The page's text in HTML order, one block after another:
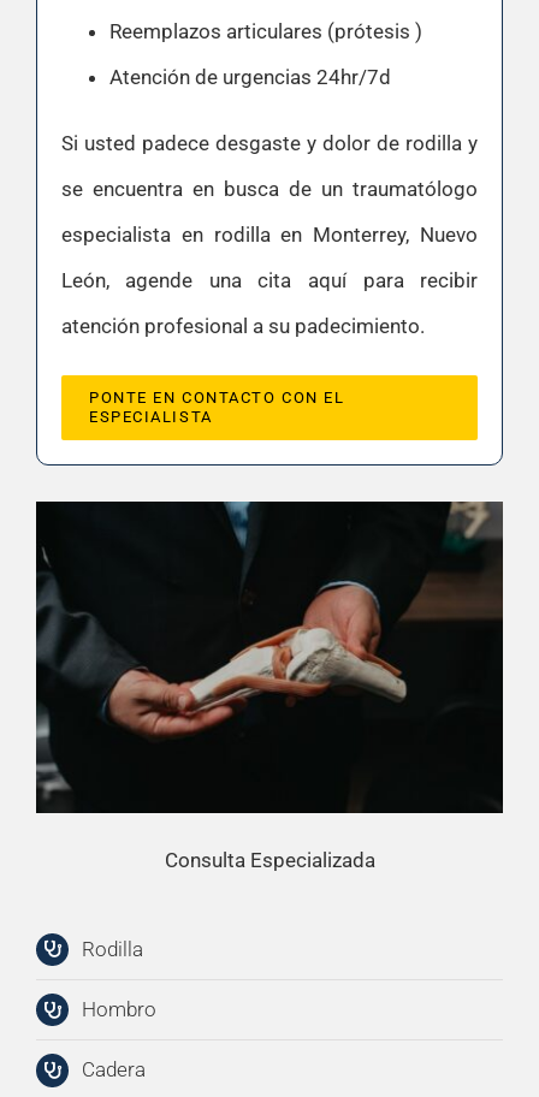
Reemplazos articulares (prótesis )
Atención de urgencias 24hr/7d
Si usted padece desgaste y dolor de rodilla y
se encuentra en busca de un traumatólogo
especialista en rodilla en Monterrey, Nuevo
León, agende una cita aquí para recibir
atención profesional a su padecimiento.
PONTE EN CONTACTO CON EL
ESPECIALISTA
Consulta Especializada
Rodilla
Hombro
Cadera